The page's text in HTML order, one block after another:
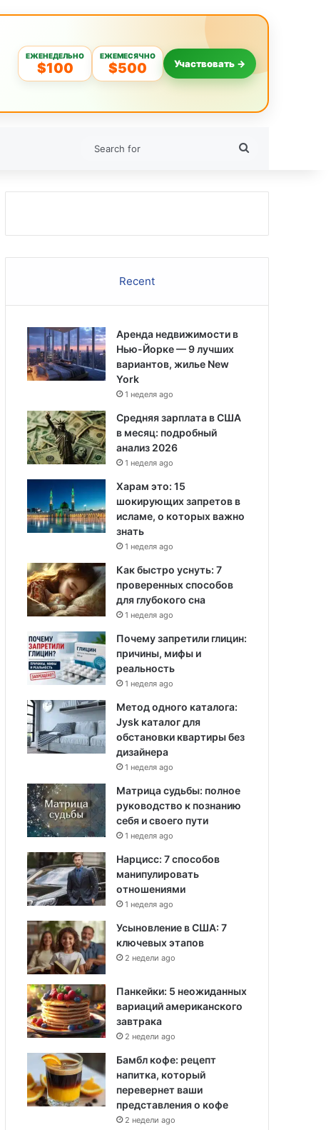
ЕЖЕНЕДЕЛЬНО
$100
ЕЖЕМЕСЯЧНО
$500 Участвовать →
Recent
Аренда недвижимости в
Нью-Йорке — 9 лучших
вариантов, жилье New
York
1 неделя ago
Средняя зарплата в США
в месяц: подробный
анализ 2026
1 неделя ago
Харам это: 15
шокирующих запретов в
исламе, о которых важно
знать
1 неделя ago
Как быстро уснуть: 7
проверенных способов
для глубокого сна
1 неделя ago
Почему запретили глицин:
причины, мифы и
реальность
1 неделя ago
Метод одного каталога:
Jysk каталог для
обстановки квартиры без
дизайнера
1 неделя ago
Матрица судьбы: полное
руководство к познанию
себя и своего пути
1 неделя ago
Нарцисс: 7 способов
манипулировать
отношениями
1 неделя ago
Усыновление в США: 7
ключевых этапов
2 недели ago
Панкейки: 5 неожиданных
вариаций американского
завтрака
2 недели ago
Бамбл кофе: рецепт
напитка, который
перевернет ваши
представления о кофе
2 недели ago